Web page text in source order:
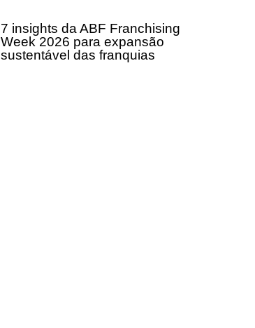
7 insights da ABF Franchising
Week 2026 para expansão
sustentável das franquias